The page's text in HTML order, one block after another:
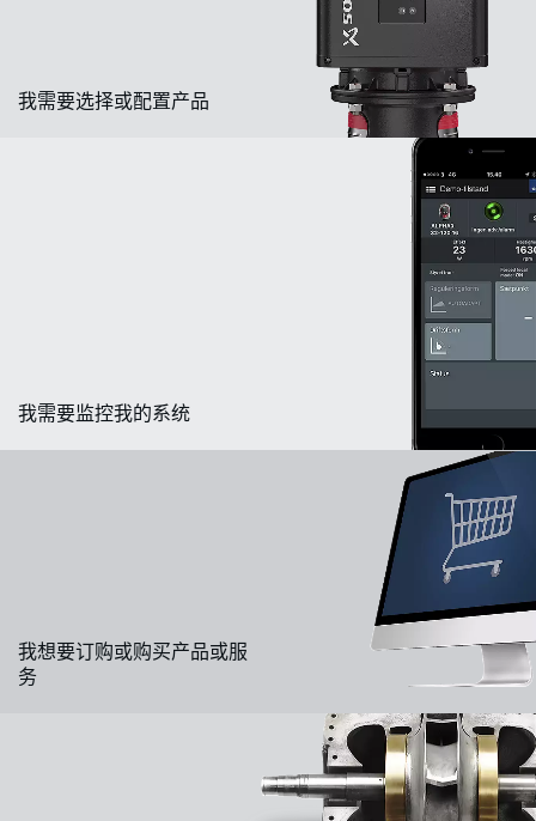
我需要选择或配置产品
我需要监控我的系统
我想要订购或购买产品或服
务